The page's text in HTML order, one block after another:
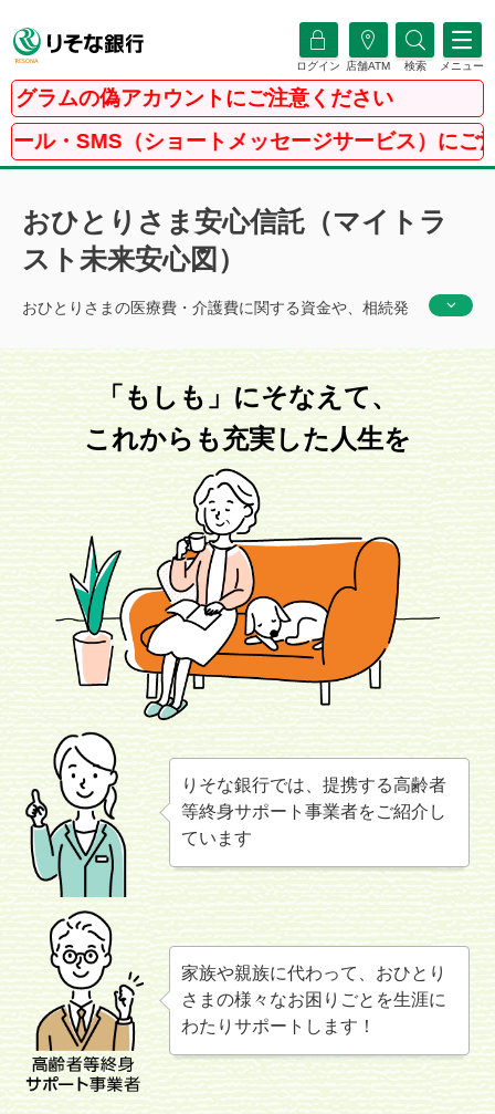
ログイン 店舗ATM 検索 メニュー
の偽アカウントにご注意ください
ショートメッセージサービス）にご注意くださ
おひとりさま安心信託（マイトラ
スト未来安心図）
おひとりさまの医療費・介護費に関する資金や、相続発
心して自分らしいシニアライフを送るために「もしもの
「もしも」にそなえて、
これからも充実した人生を
りそな銀行では、提携する高齢者
等終身サポート事業者をご紹介し
ています
家族や親族に代わって、おひとり
さまの様々なお困りごとを生涯に
わたりサポートします！